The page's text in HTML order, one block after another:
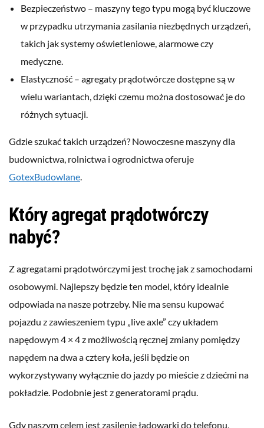
Bezpieczeństwo – maszyny tego typu mogą być kluczowe
w przypadku utrzymania zasilania niezbędnych urządzeń,
takich jak systemy oświetleniowe, alarmowe czy
medyczne.
Elastyczność – agregaty prądotwórcze dostępne są w
wielu wariantach, dzięki czemu można dostosować je do
różnych sytuacji.
Gdzie szukać takich urządzeń? Nowoczesne maszyny dla
budownictwa, rolnictwa i ogrodnictwa oferuje
GotexBudowlane.
Który agregat prądotwórczy
nabyć?
Z agregatami prądotwórczymi jest trochę jak z samochodami
osobowymi. Najlepszy będzie ten model, który idealnie
odpowiada na nasze potrzeby. Nie ma sensu kupować
pojazdu z zawieszeniem typu „live axle” czy układem
napędowym4 × 4z możliwością ręcznej zmiany pomiędzy
napędem na dwa a cztery koła, jeśli będzie on
wykorzystywany wyłącznie do jazdy po mieście z dziećmi na
pokładzie. Podobnie jest z generatorami prądu.
Gdy naszym celem jest zasilenie ładowarki do telefonu,